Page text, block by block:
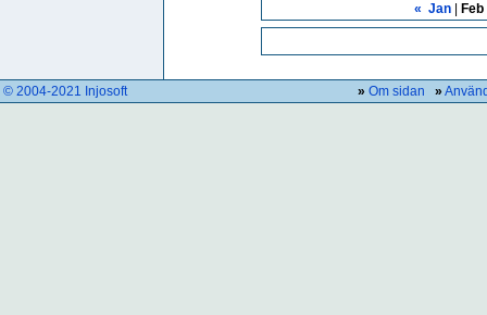
« Jan| Feb
© 2004-2021 Injosoft » Om sidan »